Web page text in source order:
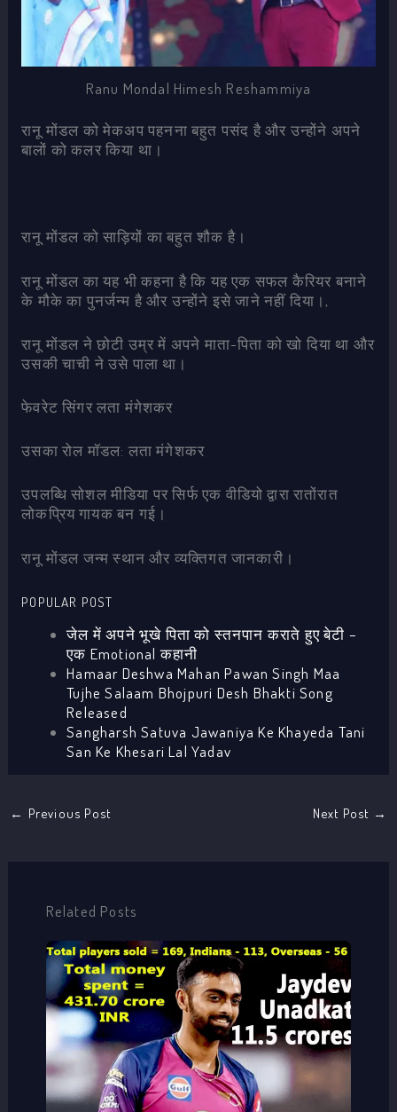
Ranu Mondal Himesh Reshammiya
रानू मोंडल को मेकअप पहनना बहुत पसंद है और उन्होंने अपने
बालों को कलर किया था।
रानू मोंडल को साड़ियों का बहुत शौक है।
रानू मोंडल का यह भी कहना है कि यह एक सफल कैरियर बनाने
के मौके का पुनर्जन्म है और उन्होंने इसे जाने नहीं दिया।,
रानू मोंडल ने छोटी उम्र में अपने माता-पिता को खो दिया था और
उसकी चाची ने उसे पाला था।
फेवरेट सिंगर लता मंगेशकर
उसका रोल मॉडल: लता मंगेशकर
उपलब्धि सोशल मीडिया पर सिर्फ एक वीडियो द्वारा रातोंरात
लोकप्रिय गायक बन गई।
रानू मोंडल जन्म स्थान और व्यक्तिगत जानकारी।
POPULAR POST
जेल में अपने भूखे पिता को स्तनपान कराते हुए बेटी –
एक Emotional कहानी
Hamaar Deshwa Mahan Pawan Singh Maa
Tujhe Salaam Bhojpuri Desh Bhakti Song
Released
Sangharsh Satuva Jawaniya Ke Khayeda Tani
San Ke Khesari Lal Yadav
← Previous Post Next Post →
Related Posts